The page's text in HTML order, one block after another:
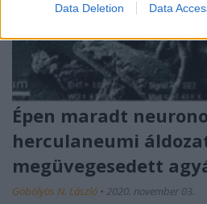
Data Deletion Data
Épen maradt
herculaneumi
megüvegesedett
Göbölyös N. László • 2020. november 03.